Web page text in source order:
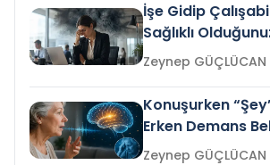
İşe Gidip
Sağlıklı
Gelir mi?Zeynep GÜÇLÜCAN
Konuşurken
Erken Demans
mi?
Zeynep GÜÇLÜCAN